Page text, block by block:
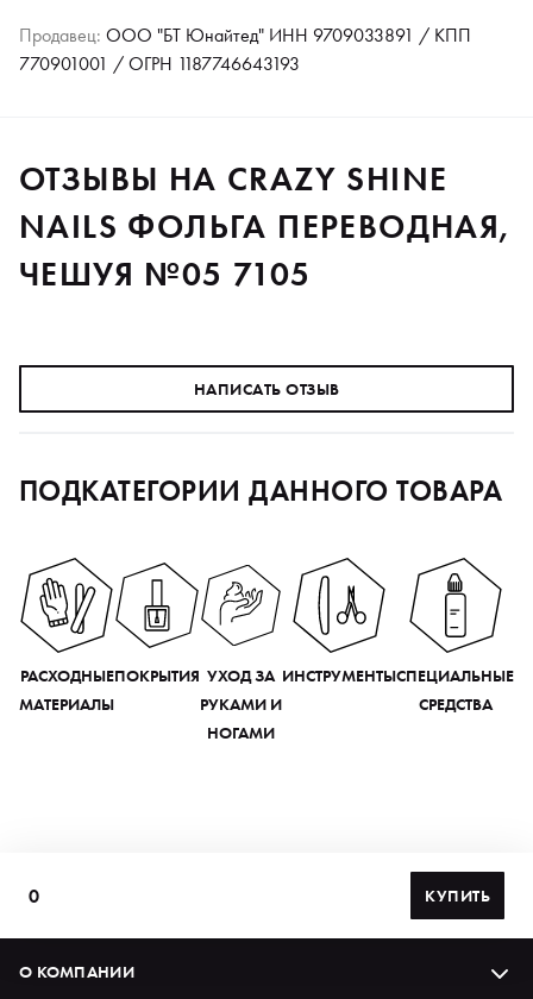
Продавец: ООО "БТ Юнайтед" ИНН 9709033891 / КПП
770901001 / ОГРН 1187746643193
ОТЗЫВЫ НА CRAZY SHINE
NAILS ФОЛЬГА ПЕРЕВОДНАЯ,
ЧЕШУЯ №05 7105
НАПИСАТЬ ОТЗЫВ
ПОДКАТЕГОРИИ ДАННОГО ТОВАРА
РАСХОДНЫЕ
МАТЕРИАЛЫ
ПОКРЫТИЯ УХОД ЗА
РУКАМИ И
НОГАМИ
ИНСТРУМЕНТЫСПЕЦИАЛЬНЫЕ
СРЕДСТВА
0 КУПИТЬ
О КОМПАНИИ